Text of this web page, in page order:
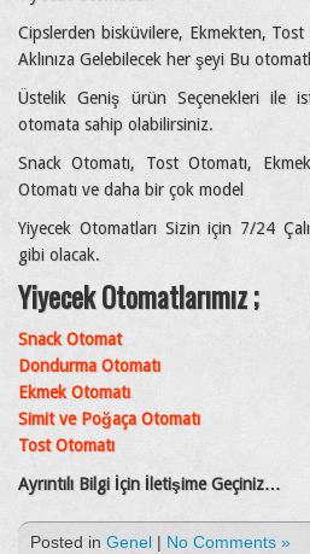
Cipslerden bisküvilere, Ekmekten,
Aklınıza Gelebilecek her şeyi Bu
Üstelik Geniş ürün Seçenekleri ile
otomata sahip olabilirsiniz.
Snack Otomatı, Tost Otomatı,
Otomatı ve daha bir çok model
Yiyecek Otomatları Sizin için 7/24
gibi olacak.
Yiyecek Otomatlarımız ;
Snack Otomat
Dondurma Otomatı
Ekmek Otomatı
Simit ve Poğaça Otomatı
Tost Otomatı
Ayrıntılı Bilgi İçin İletişime Geçiniz…
Posted in Genel | No Comments »